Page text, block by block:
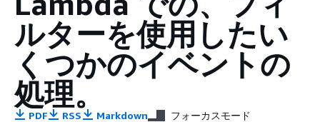
ルターを使用したい
くつかのイベントの
処理。
PDF RSS Markdown フォーカスモード